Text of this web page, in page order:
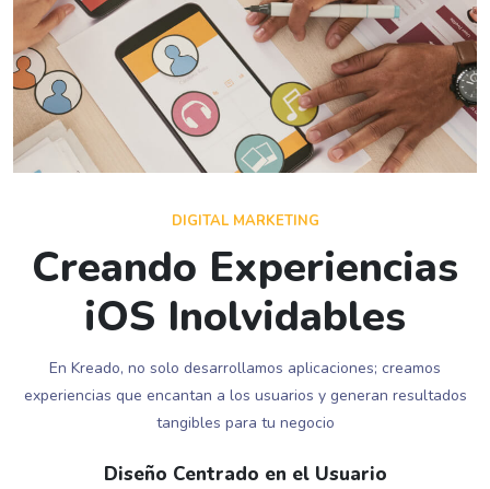
DIGITAL MARKETING
Creando Experiencias
iOS Inolvidables
En Kreado, no solo desarrollamos aplicaciones; creamos
experiencias que encantan a los usuarios y generan resultados
tangibles para tu negocio
Diseño Centrado en el Usuario